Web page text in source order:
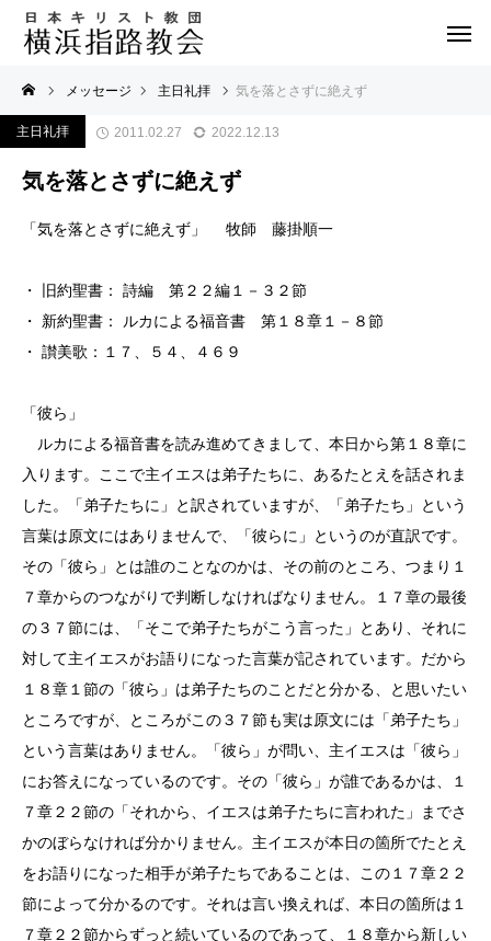
メッセージ 主日礼拝 気を落とさずに絶えず
主日礼拝 2011.02.27 2022.12.13
気を落とさずに絶えず
「気を落とさずに絶えず」 牧師 藤掛順一
・ 旧約聖書： 詩編 第２２編１－３２節
・ 新約聖書： ルカによる福音書 第１８章１－８節
・ 讃美歌：１７、５４、４６９
「彼ら」
ルカによる福音書を読み進めてきまして、本日から第１８章に
入ります。ここで主イエスは弟子たちに、あるたとえを話されま
した。「弟子たちに」と訳されていますが、「弟子たち」という
言葉は原文にはありませんで、「彼らに」というのが直訳です。
その「彼ら」とは誰のことなのかは、その前のところ、つまり１
７章からのつながりで判断しなければなりません。１７章の最後
の３７節には、「そこで弟子たちがこう言った」とあり、それに
対して主イエスがお語りになった言葉が記されています。だから
１８章１節の「彼ら」は弟子たちのことだと分かる、と思いたい
ところですが、ところがこの３７節も実は原文には「弟子たち」
という言葉はありません。「彼ら」が問い、主イエスは「彼ら」
にお答えになっているのです。その「彼ら」が誰であるかは、１
７章２２節の「それから、イエスは弟子たちに言われた」までさ
かのぼらなければ分かりません。主イエスが本日の箇所でたとえ
をお語りになった相手が弟子たちであることは、この１７章２２
節によって分かるのです。それは言い換えれば、本日の箇所は１
７章２２節からずっと続いているのであって、１８章から新しい